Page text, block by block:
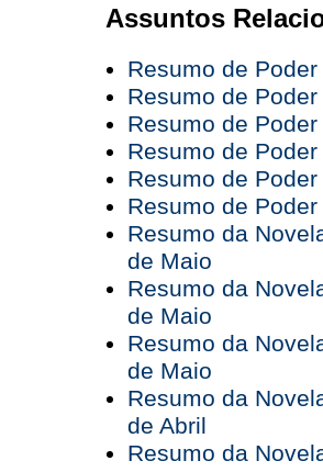
Assuntos
Resumo de
Resumo de
Resumo de
Resumo de
Resumo de
Resumo de
Resumo da
de Maio
Resumo da
de Maio
Resumo da
de Maio
Resumo da
de Abril
Resumo da